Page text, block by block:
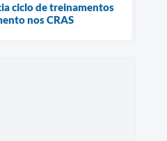
ciclo de treinamentos
nos CRAS